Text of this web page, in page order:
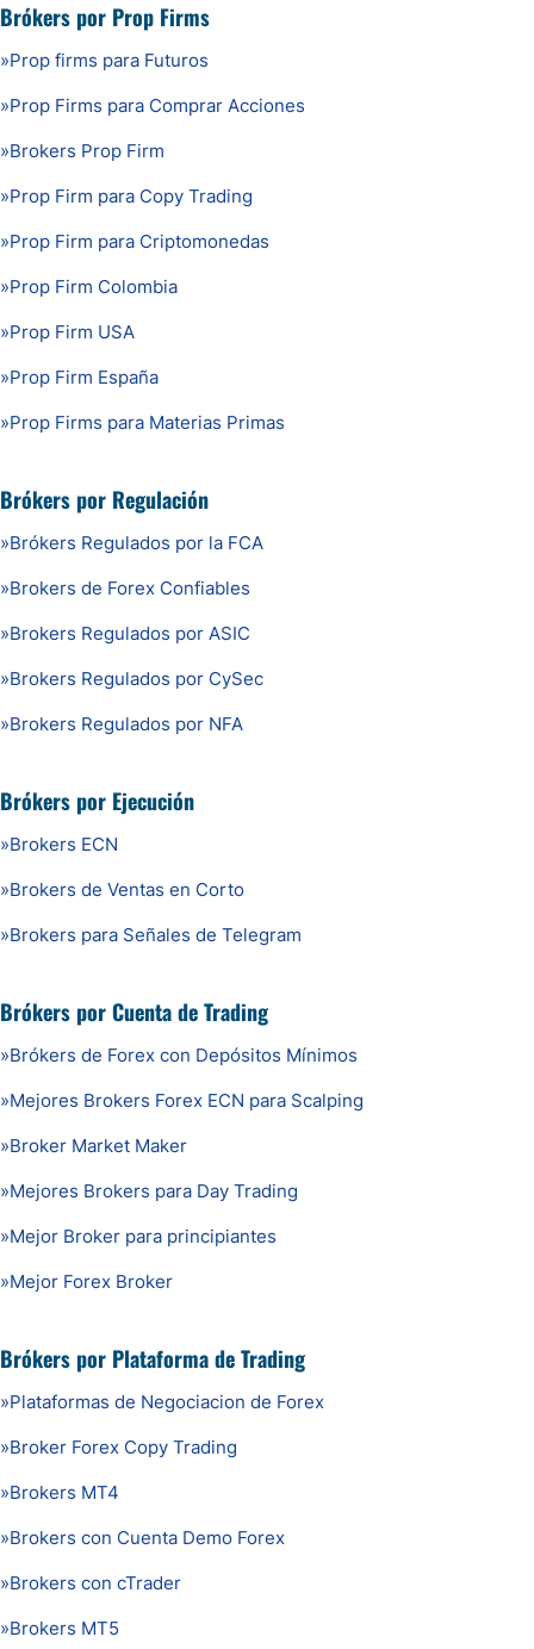
Brókers por Prop Firms
»Prop firms para Futuros
»Prop Firms para Comprar Acciones
»Brokers Prop Firm
»Prop Firm para Copy Trading
»Prop Firm para Criptomonedas
»Prop Firm Colombia
»Prop Firm USA
»Prop Firm España
»Prop Firms para Materias Primas
Brókers por Regulación
»Brókers Regulados por la FCA
»Brokers de Forex Confiables
»Brokers Regulados por ASIC
»Brokers Regulados por CySec
»Brokers Regulados por NFA
Brókers por Ejecución
»Brokers ECN
»Brokers de Ventas en Corto
»Brokers para Señales de Telegram
Brókers por Cuenta de Trading
»Brókers de Forex con Depósitos Mínimos
»Mejores Brokers Forex ECN para Scalping
»Broker Market Maker
»Mejores Brokers para Day Trading
»Mejor Broker para principiantes
»Mejor Forex Broker
Brókers por Plataforma de Trading
»Plataformas de Negociacion de Forex
»Broker Forex Copy Trading
»Brokers MT4
»Brokers con Cuenta Demo Forex
»Brokers con cTrader
»Brokers MT5